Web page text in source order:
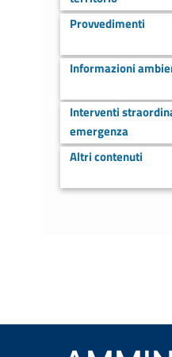
Provvedimenti
Informazioni
Interventi
emergenza
Altri contenuti